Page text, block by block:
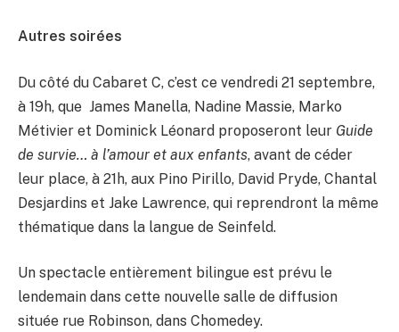
Autres soirées
Du côté du Cabaret C, c’est ce vendredi 21 septembre,
à 19h, que James Manella, Nadine Massie, Marko
Métivier et Dominick Léonard proposeront leur Guide
de survie… à l’amour et aux enfants, avant de céder
leur place, à 21h, aux Pino Pirillo, David Pryde, Chantal
Desjardins et Jake Lawrence, qui reprendront la même
thématique dans la langue de Seinfeld.
Un spectacle entièrement bilingue est prévu le
lendemain dans cette nouvelle salle de diffusion
située rue Robinson, dans Chomedey.